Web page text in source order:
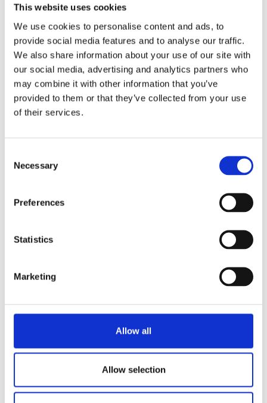
This website uses cookies
We use cookies to personalise content and ads, to
provide social media features and to analyse our traffic.
We also share information about your use of our site with
our social media, advertising and analytics partners who
may combine it with other information that you’ve
provided to them or that they’ve collected from your use
of their services.
Selection
Necessary
Preferences
Statistics
Marketing
Allow all
Allow selection
zowel veelzijdigheid als prestaties. Met een zetvolume van
480 ml per cyclus (32 g koffie) biedt hij flexibele bereiding
met filterpapier of papierloos met het permanente filter.
Wisselen tussen de zetmethoden kan eenvoudig ter plaatse
worden gedaan.
Het hoge niveau van controle tijdens het hele zetproces
zorgt voor precisie in elke kop, terwijl het
onderhoudsvriendelijke ontwerp en de eenvoudige
Koffie crème Espresso